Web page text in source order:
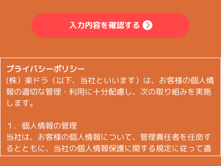
入力内容を確認する
プライバシーポリシー
(株）楽ドラ（以下、当社といいます）は、お客様の個人情
報の適切な管理・利用に十分配慮し、次の取り組みを実施
します。
１．個人情報の管理
当社は、お客様の個人情報について、管理責任者を任命す
るとともに、当社の個人情報保護に関する規定に従って適
切に管理します。